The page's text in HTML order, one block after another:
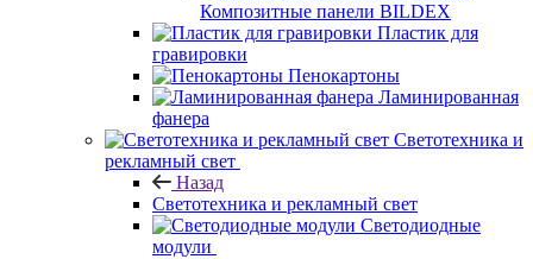
Композитные панели BILDEX
Пластик для
гравировки
Пенокартоны
Ламинированная
фанера
Светотехника и
рекламный свет
Назад
Светотехника и рекламный свет
Светодиодные
модули